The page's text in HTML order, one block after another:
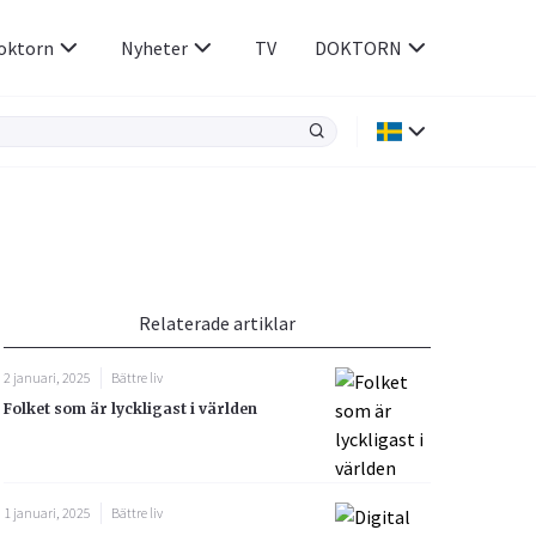
Rörelseapparaten
Sex & Samliv
Sömn & Stress
Nyheter TV DOKTORN
Relaterade artiklar
2 januari, 2025
Bättre liv
Folket som är lyckligast i världen
1 januari, 2025
Bättre liv